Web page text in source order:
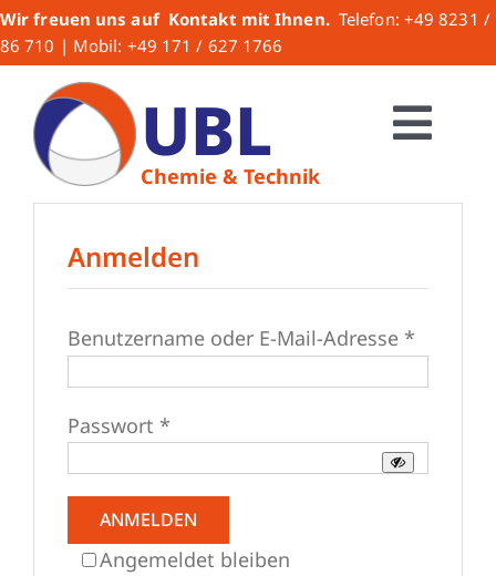
Zum
Inhalt
springen
Wir freuen uns auf Kontakt mit Ihnen. Telefon: +49 8231 /
86 710 | Mobil: +49 171 / 627 1766
UBL
Chemie & Technik
HOME
Über uns
UBL-Produkte
Lacke
Schleifmittel
Anmelden
Benutzername oder E-Mail-Adresse *
Passwort *
Angemeldet bleiben
ANMELDEN